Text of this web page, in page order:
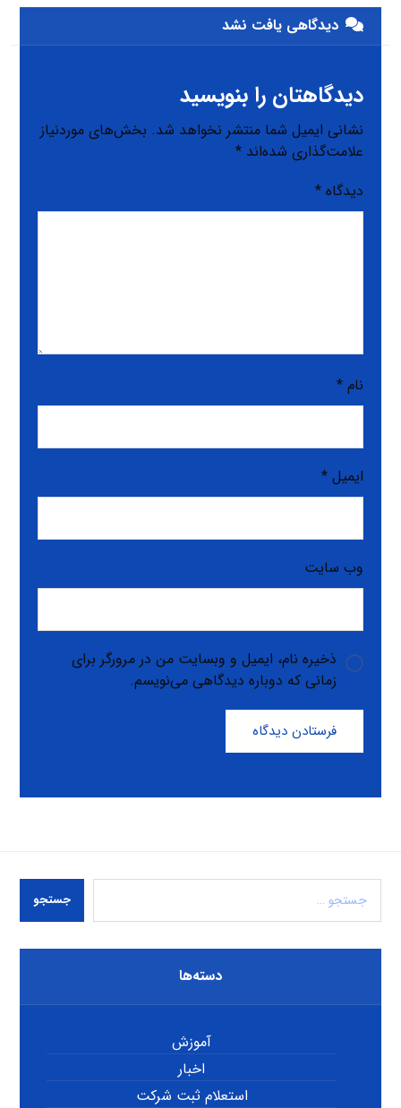
دیدگاهی یافت نشد
دیدگاهتان را بنویسید
نشانی ایمیل شما منتشر نخواهد شد. بخش‌های موردنیاز
علامت‌گذاری شده‌اند*
دیدگاه*
نام*
ایمیل*
وب‌ سایت
ذخیره نام، ایمیل و وبسایت من در مرورگر برای
زمانی که دوباره دیدگاهی می‌نویسم.
فرستادن دیدگاه
جستجو
دسته‌ها
آموزش
اخبار
استعلام ثبت شرکت